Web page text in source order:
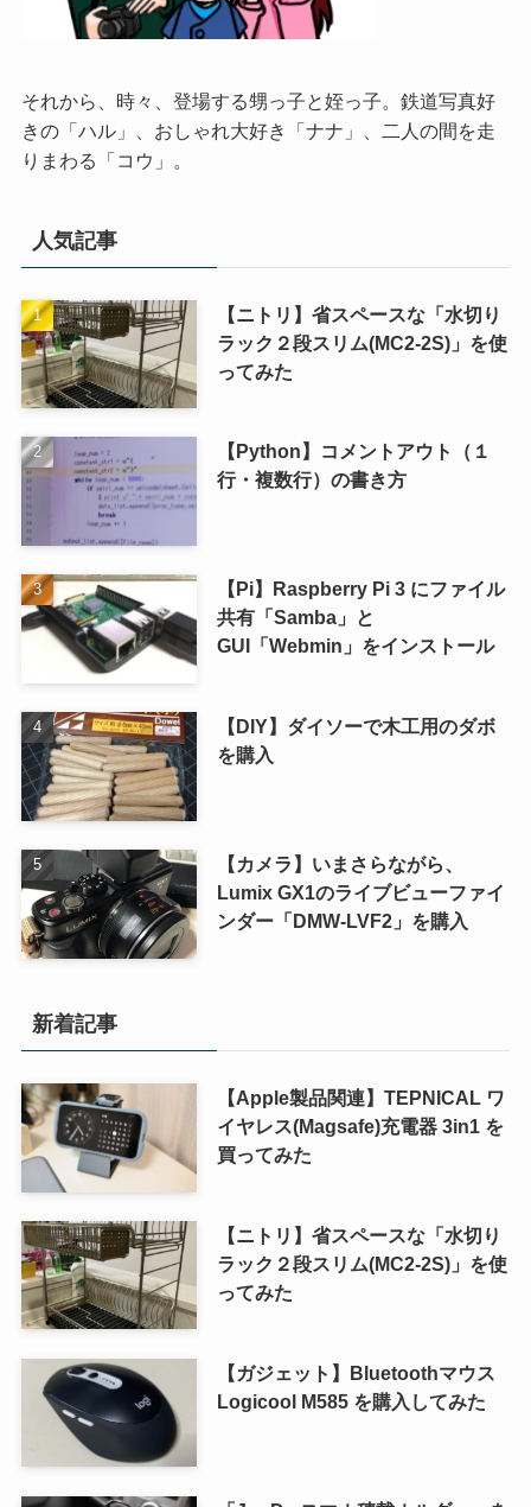
それから、時々、登場する甥っ子と姪っ子。鉄道写真好
きの「ハル」、おしゃれ大好き「ナナ」、二人の間を走
りまわる「コウ」。
人気記事
【ニトリ】省スペースな「水切り
ラック２段スリム(MC2-2S)」を使
ってみた
【Python】コメントアウト（１
行・複数行）の書き方
【Pi】Raspberry Pi 3 にファイル
共有「Samba」と
GUI「Webmin」をインストール
【DIY】ダイソーで木工用のダボ
を購入
【カメラ】いまさらながら、
Lumix GX1のライブビューファイ
ンダー「DMW-LVF2」を購入
新着記事
【Apple製品関連】TEPNICAL ワ
イヤレス(Magsafe)充電器 3in1 を
買ってみた
【ニトリ】省スペースな「水切り
ラック２段スリム(MC2-2S)」を使
ってみた
【ガジェット】Bluetoothマウス
Logicool M585 を購入してみた